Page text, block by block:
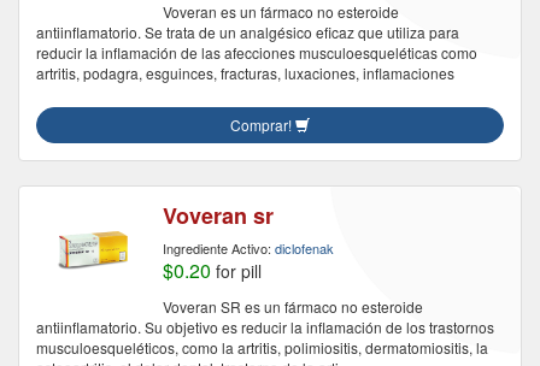
Voveran es un fármaco no esteroide
antiinflamatorio. Se trata de un analgésico eficaz que utiliza para
reducir la inflamación de las afecciones musculoesqueléticas como
artritis, podagra, esguinces, fracturas, luxaciones, inflamaciones
Comprar!
Voveran sr
Ingrediente Activo: diclofenak
$0.20 for pill
Voveran SR es un fármaco no esteroide
antiinflamatorio. Su objetivo es reducir la inflamación de los trastornos
musculoesqueléticos, como la artritis, polimiositis, dermatomiositis, la